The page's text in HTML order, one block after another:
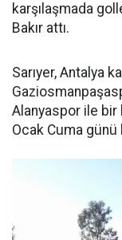
karşılaşmada
Bakır attı.
Sarıyer, Antalya
Alanyaspor ile bir
Ocak Cuma günü